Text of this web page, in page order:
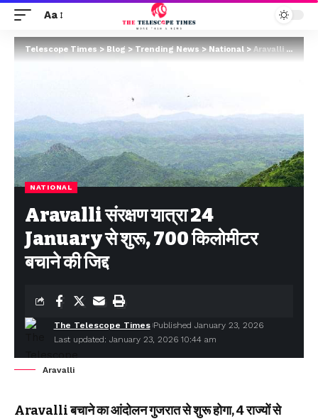
Aa
Telescope Times>Blog>Trending News>National>Aravalli संरक्षण यात्रा 24 January से शुरू, 700 किलोमीटर बचाने की जिद्द
NATIONAL
Aravalli संरक्षण यात्रा 24
January से शुरू, 700 किलोमीटर
बचाने की जिद्द
Last updated: January 23, 2026 10:44 am
The Telescope Times Published January 23, 2026
Aravalli
Aravalli बचाने का आंदोलन गुजरात से शुरू होगा, 4 राज्यों से